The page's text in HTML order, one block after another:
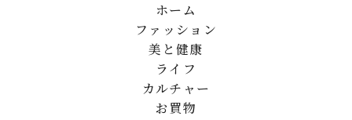
ホーム
ファッション
美と健康
ライフ
カルチャー
お買物